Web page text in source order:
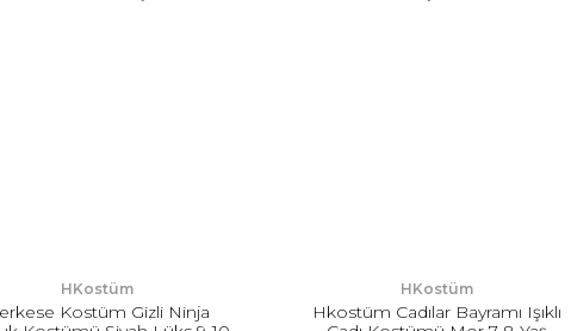
HKostüm
Kostüm Gizli Ninja
HKostüm
Hkostüm Cadılar Bayramı Işıklı